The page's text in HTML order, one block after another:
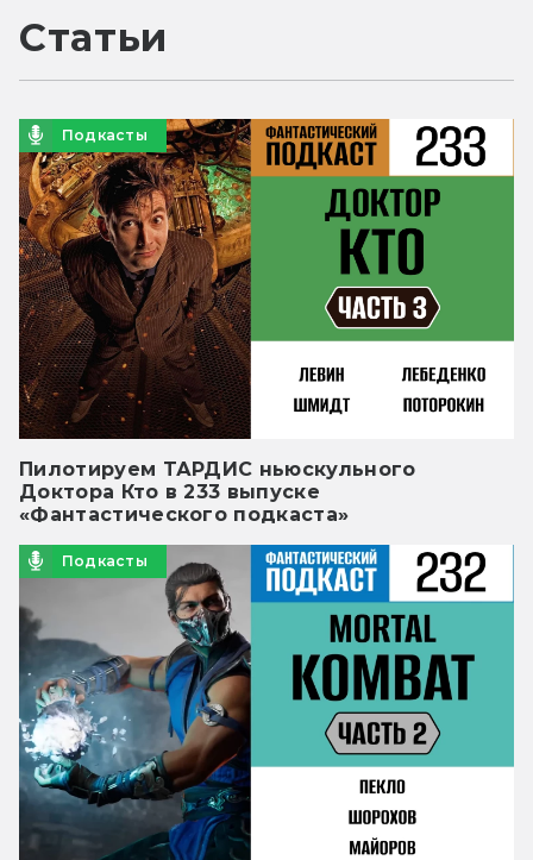
Статьи
Подкасты
Пилотируем ТАРДИС ньюскульного
Доктора Кто в 233 выпуске
«Фантастического подкаста»
Подкасты